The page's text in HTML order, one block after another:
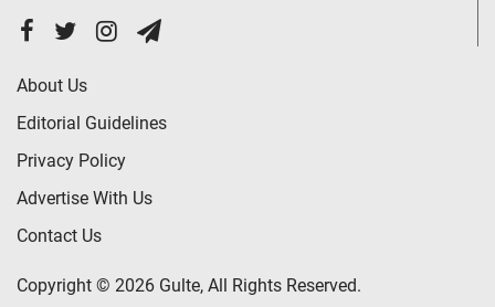
About Us
Editorial Guidelines
Privacy Policy
Advertise With Us
Contact Us
Copyright © 2026 Gulte, All Rights Reserved.